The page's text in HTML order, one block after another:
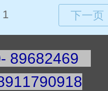
89682469
18